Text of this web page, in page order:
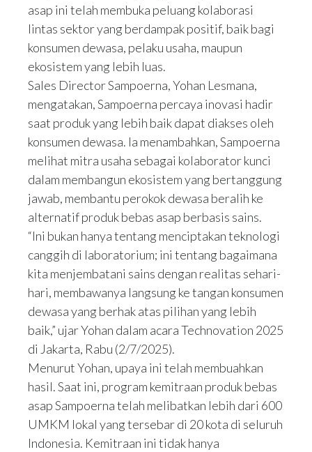
asap ini telah membuka peluang kolaborasi
lintas sektor yang berdampak positif, baik bagi
konsumen dewasa, pelaku usaha, maupun
ekosistem yang lebih luas.
Sales Director Sampoerna, Yohan Lesmana,
mengatakan, Sampoerna percaya inovasi hadir
saat produk yang lebih baik dapat diakses oleh
konsumen dewasa. Ia menambahkan, Sampoerna
melihat mitra usaha sebagai kolaborator kunci
dalam membangun ekosistem yang bertanggung
jawab, membantu perokok dewasa beralih ke
alternatif produk bebas asap berbasis sains.
“Ini bukan hanya tentang menciptakan teknologi
canggih di laboratorium; ini tentang bagaimana
kita menjembatani sains dengan realitas sehari-
hari, membawanya langsung ke tangan konsumen
dewasa yang berhak atas pilihan yang lebih
baik,” ujar Yohan dalam acara Technovation 2025
di Jakarta, Rabu (2/7/2025).
Menurut Yohan, upaya ini telah membuahkan
hasil. Saat ini, program kemitraan produk bebas
asap Sampoerna telah melibatkan lebih dari 600
UMKM lokal yang tersebar di 20 kota di seluruh
Indonesia. Kemitraan ini tidak hanya